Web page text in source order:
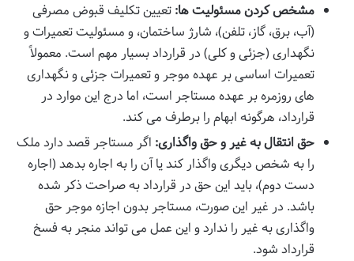
مشخص کردن مسئولیت ها: تعیین تکلیف قبوض مصرفی
(آب، برق، گاز، تلفن)، شارژ ساختمان، و مسئولیت تعمیرات و
نگهداری (جزئی و کلی) در قرارداد بسیار مهم است. معمولاً
تعمیرات اساسی بر عهده موجر و تعمیرات جزئی و نگهداری
های روزمره بر عهده مستاجر است، اما درج این موارد در
قرارداد، هرگونه ابهام را برطرف می کند.
حق انتقال به غیر و حق واگذاری: اگر مستاجر قصد دارد ملک
را به شخص دیگری واگذار کند یا آن را به اجاره بدهد (اجاره
دست دوم)، باید این حق در قرارداد به صراحت ذکر شده
باشد. در غیر این صورت، مستاجر بدون اجازه موجر حق
واگذاری به غیر را ندارد و این عمل می تواند منجر به فسخ
قرارداد شود.